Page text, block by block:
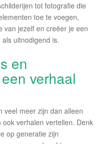
tot fotografie die
toe te voegen,
van jezelf en creëer je een
uitnodigend is.
en
verhaal
veel meer zijn dan alleen
verhalen vertellen. Denk
op generatie zijn